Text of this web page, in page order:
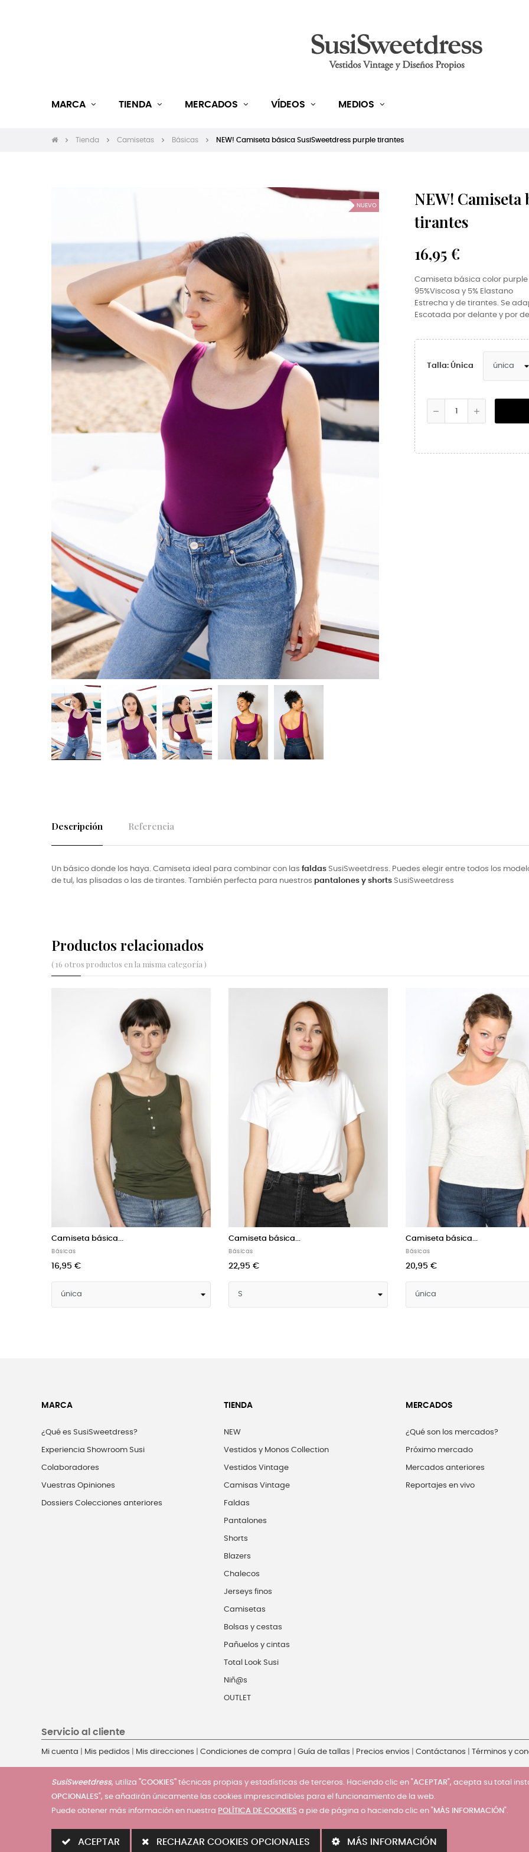
MARCA TIENDA MERCADOS VÍDEOS MEDIOS
Tienda Camisetas Básicas NEW! Camiseta básica SusiSweetdress purple tirantes
NUEVO
NEW! Camiseta
tirantes
16,95 €
Camiseta básica color purple
95%Viscosa y 5% Elastano
Estrecha y de tirantes. Se
Escotada por delante y por
Talla: Única
Descripción Referencia
Un básico donde los haya. Camiseta ideal para combinar con las faldas SusiSweetdress. Puedes elegir entre todos los
de tul, las plisadas o las de tirantes. También perfecta para nuestros pantalones y shorts SusiSweetdress
Productos relacionados
( 16 otros productos en la misma categoría )
Camiseta básica...
Básicas
20,95 €
Camiseta básica...
Básicas
16,95 €
Camiseta básica...
Básicas
20,95 €
MARCA
¿Qué es SusiSweetdress?
Experiencia Showroom Susi
Colaboradores
Vuestras Opiniones
Dossiers Colecciones anteriores
TIENDA
NEW
Vestidos y Monos Collection
Vestidos Vintage
Camisas Vintage
Faldas
Pantalones
Shorts
Blazers
Chalecos
Jerseys finos
Camisetas
Bolsas y cestas
Pañuelos y cintas
Total Look Susi
Niñ@s
OUTLET
MERCADOS
¿Qué son los mercados?
Próximo mercado
Mercados anteriores
Reportajes en vivo
Servicio al cliente
Mi cuenta Mis pedidos Mis direcciones Condiciones de compra Guía de tallas Precios envios Contáctanos Términos y
SusiSweetdress, utiliza "COOKIES" técnicas propias y estadísticas de terceros. Haciendo clic en "ACEPTAR", acepta su total
OPCIONALES", se añadirán únicamente las cookies imprescindibles para el funcionamiento de la web.
Puede obtener más información en nuestra POLÍTICA DE COOKIES a pie de página o haciendo clic en "MÁS INFORMACIÓN".
ACEPTAR RECHAZAR COOKIES OPCIONALES MÁS INFORMACIÓN